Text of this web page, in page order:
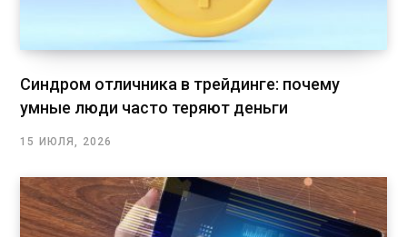
Синдром отличника в трейдинге: почему
умные люди часто теряют деньги
15 ИЮЛЯ, 2026